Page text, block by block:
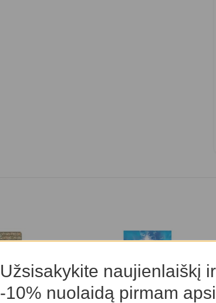
Užsisakykite naujienlaiškį
-10% nuolaidą pirmam